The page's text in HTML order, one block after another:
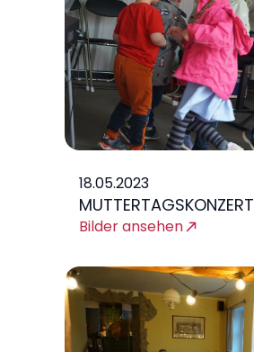
18.05.2023
MUTTERTAGSKONZERT
Bilder ansehen